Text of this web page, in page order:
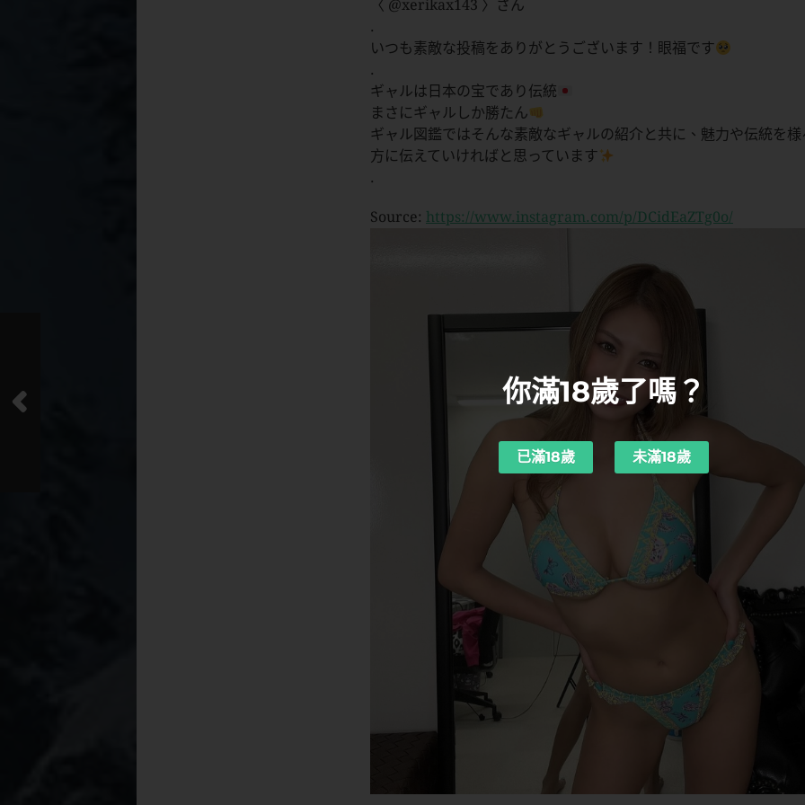
〈 @xerikax143 〉さん
.
いつも素敵な投稿をありがとうございます！眼福です
.
ギャルは日本の宝であり伝統
まさにギャルしか勝たん
ギャル図鑑ではそんな素敵なギャルの紹介と共に、魅力や伝統を様
方に伝えていければと思っています
.
Source: https://www.instagram.com/p/DCidEaZTg0o/
你滿18歲了嗎？
已滿18歲 未滿18歲